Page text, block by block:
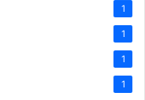
1
1
1
1